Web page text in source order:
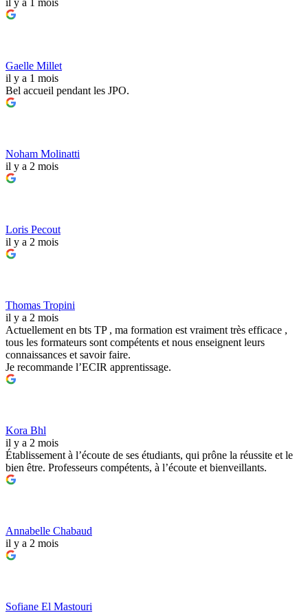
il y a 1 mois
Gaelle Millet
il y a 1 mois
Bel accueil pendant les JPO.
Noham Molinatti
il y a 2 mois
Loris Pecout
il y a 2 mois
Thomas Tropini
il y a 2 mois
Actuellement en bts TP , ma formation est vraiment très efficace ,
tous les formateurs sont compétents et nous enseignent leurs
connaissances et savoir faire.
Je recommande l’ECIR apprentissage.
Kora Bhl
il y a 2 mois
Établissement à l’écoute de ses étudiants, qui prône la réussite et le
bien être. Professeurs compétents, à l’écoute et bienveillants.
Annabelle Chabaud
il y a 2 mois
Sofiane El Mastouri